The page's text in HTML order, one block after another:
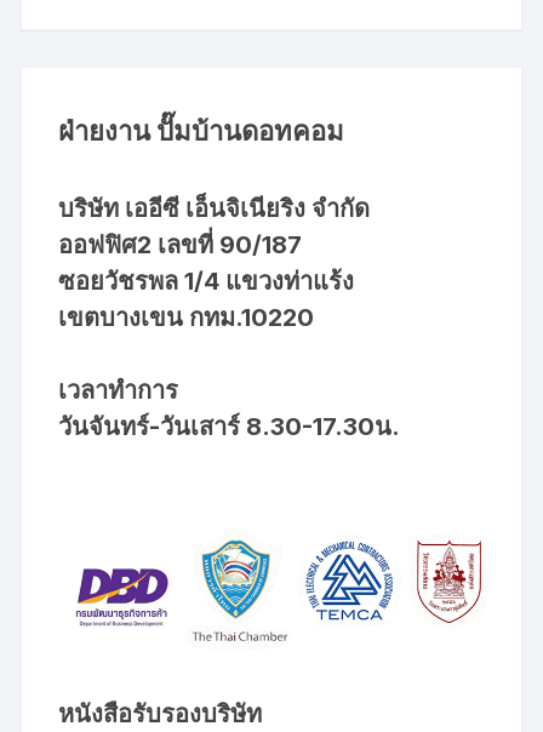
ฝ่ายงาน ปั๊มบ้านดอทคอม
บริษัท เออีซี เอ็นจิเนียริง จำกัด
ออฟฟิศ2 เลขที่ 90/187
ซอยวัชรพล 1/4 แขวงท่าแร้ง
เขตบางเขน กทม.10220
เวลาทำการ
วันจันทร์-วันเสาร์ 8.30-17.30น.
หนังสือรับรองบริษัท